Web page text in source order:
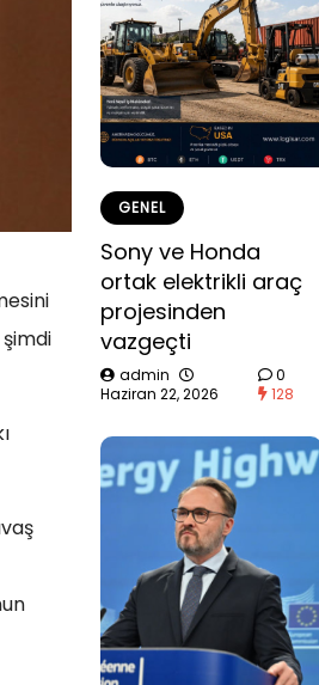
GENEL
Sony ve Honda
ortak elektrikli araç
projesinden
vazgeçti
admin
Haziran 22, 2026
0
128